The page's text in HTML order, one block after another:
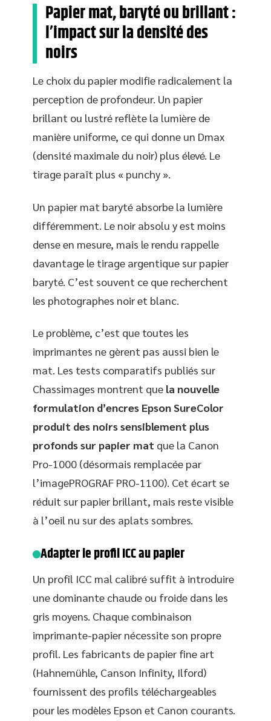
Papier mat, baryté ou brillant :
l’impact sur la densité des
noirs
Le choix du papier modifie radicalement la
perception de profondeur. Un papier
brillant ou lustré reflète la lumière de
manière uniforme, ce qui donne un Dmax
(densité maximale du noir) plus élevé. Le
tirage paraît plus « punchy ».
Un papier mat baryté absorbe la lumière
différemment. Le noir absolu y est moins
dense en mesure, mais le rendu rappelle
davantage le tirage argentique sur papier
baryté. C’est souvent ce que recherchent
les photographes noir et blanc.
Le problème, c’est que toutes les
imprimantes ne gèrent pas aussi bien le
mat. Les tests comparatifs publiés sur
Chassimages montrent que la nouvelle
formulation d’encres Epson SureColor
produit des noirs sensiblement plus
profonds sur papier mat que la Canon
Pro-1000 (désormais remplacée par
l’imagePROGRAF PRO-1100). Cet écart se
réduit sur papier brillant, mais reste visible
à l’oeil nu sur des aplats sombres.
Adapter le profil ICC au papier
Un profil ICC mal calibré suffit à introduire
une dominante chaude ou froide dans les
gris moyens. Chaque combinaison
imprimante-papier nécessite son propre
profil. Les fabricants de papier fine art
(Hahnemühle, Canson Infinity, Ilford)
fournissent des profils téléchargeables
pour les modèles Epson et Canon courants.